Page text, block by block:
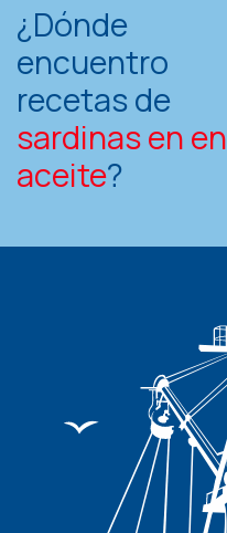
¿Dónde
encuentro
recetas de
sardinas en en
aceite?